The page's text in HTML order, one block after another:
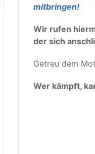
mitbringen!
Wir rufen
der sich
Getreu dem
Wer kämpft,